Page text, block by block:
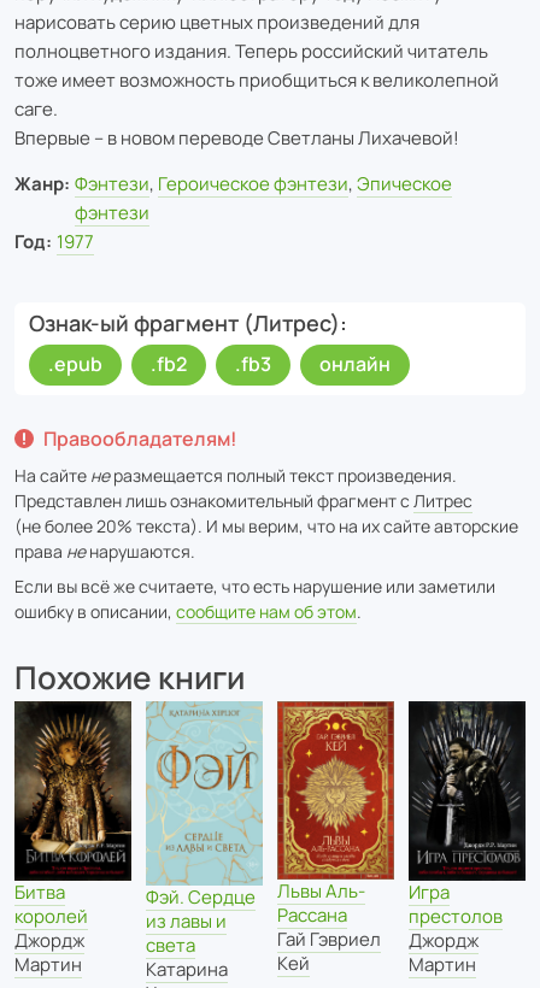
нарисовать серию цветных произведений для
полноцветного издания. Теперь российский читатель
тоже имеет возможность приобщиться к великолепной
саге.
Впервые – в новом переводе Светланы Лихачевой!
Жанр: Фэнтези, Героическое фэнтези,Эпическое
фэнтези
Год: 1977
Ознак-ый фрагмент (Литрес)
.epub .fb2 .fb3 онлайн
Правообладателям!
На сайте неразмещается полный текст произведения.
Представлен лишь ознакомительный фрагмент с Литрес
(не более 20% текста). И мы верим, что на их сайте авторские
права ненарушаются.
Если вы всё же считаете, что есть нарушение или заметили
ошибку в описании, сообщите нам об этом.
Похожие книги
Битва
королей
Джордж
Мартин
Фэй. Сердце
из лавы и
света
Катарина
Львы Аль-
Рассана
Гай Гэвриел
Кей
Игра
престолов
Джордж
Мартин